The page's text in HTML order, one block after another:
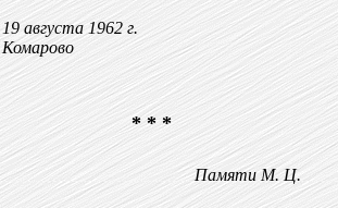
19 августа 1962 г.
Комарово
* * *
Памяти М. Ц.